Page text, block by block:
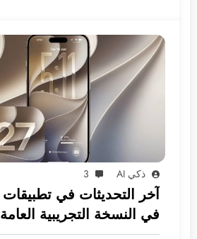
ذكي AI 3
في النسخة التجريبية العامة